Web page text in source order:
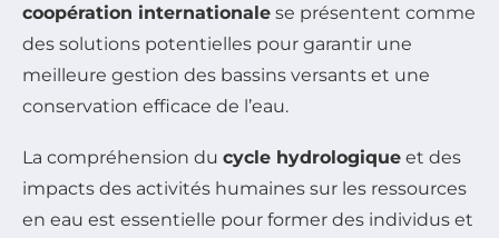
coopération internationale se présentent comme
des solutions potentielles pour garantir une
meilleure gestion des bassins versants et une
conservation efficace de l’eau.
La compréhension du cycle hydrologique et des
impacts des activités humaines sur les ressources
en eau est essentielle pour former des individus et